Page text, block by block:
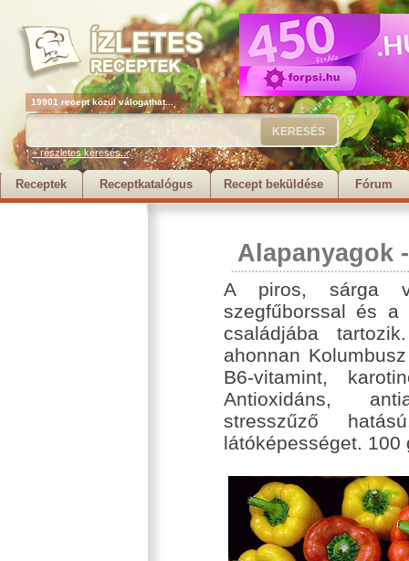
19901 recept közül válogathat...
+ részletes keresés...
Receptek Receptkatalógus Recept beküldése Fórum
Alapanyagok
A piros, sárga
szegfűborssal és a
családjába
ahonnan
B6-vitamint,
Antioxidáns,
stresszűző
látóképességet. 100